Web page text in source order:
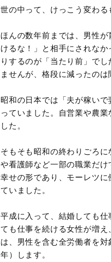
世の中って、けっこう変わる
ほんの数年前までは、男性
けるな！」と相手にされな
りするのが「当たり前」で
ませんが、格段に減ったのは
昭和の日本では「夫が稼い
っていました。自営業や農
した。
そもそも昭和の終わりごろ
や看護師など一部の職業だ
幸せの形であり、モーレツ
ていました。
平成に入って、結婚しても
ても仕事を続ける女性が増
は、男性を含む全労働者を
年）します。